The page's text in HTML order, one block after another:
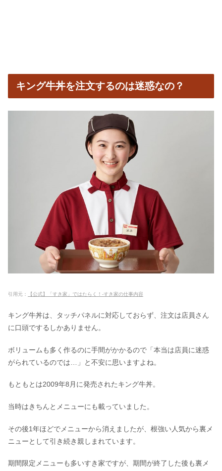
キング牛丼を注文するのは迷惑なの？
引用元： 【公式】「すき家」ではたらく！-すき家の仕事内容
キング牛丼は、タッチパネルに対応しておらず、注文は店員さん
に口頭でするしかありません。
ボリュームも多く作るのに手間がかかるので「本当は店員に迷惑
がられているのでは…」と不安に思いますよね。
もともとは2009年8月に発売されたキング牛丼。
当時はきちんとメニューにも載っていました。
その後1年ほどでメニューから消えましたが、根強い人気から裏メ
ニューとして引き続き親しまれています。
期間限定メニューも多いすき家ですが、期間が終了した後も裏メ